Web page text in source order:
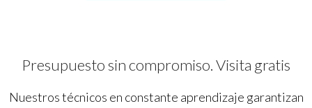
Presupuesto sin compromiso. Visita gratis
Nuestros técnicos en constante aprendizaje garantizan